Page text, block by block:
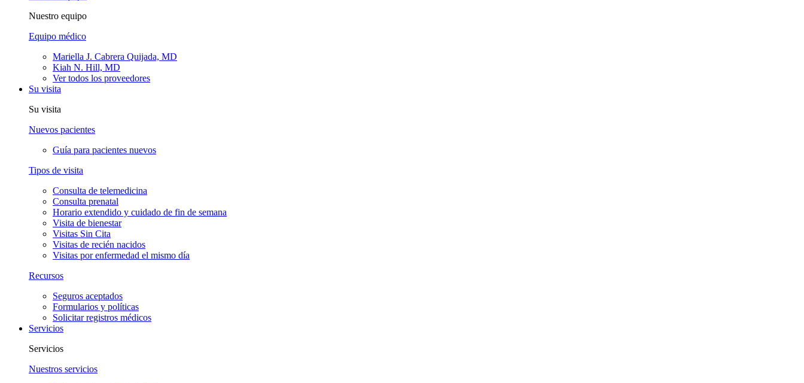
Nuestro equipo
Equipo médico
Mariella J. Cabrera Quijada, MD
Kiah N. Hill, MD
Ver todos los proveedores
Su visita
Su visita
Nuevos pacientes
Guía para pacientes nuevos
Tipos de visita
Consulta de telemedicina
Consulta prenatal
Horario extendido y cuidado de fin de semana
Visita de bienestar
Visitas Sin Cita
Visitas de recién nacidos
Visitas por enfermedad el mismo día
Recursos
Seguros aceptados
Formularios y políticas
Solicitar registros médicos
Servicios
Servicios
Nuestros servicios